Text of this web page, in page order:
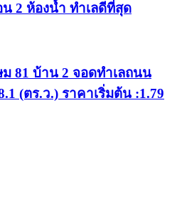
2 ห้องน้ำ ทำเลดีที่สุด
ม 81 บ้าน 2 จอดทำเลถนน
(ตร.ว.) ราคาเริ่มต้น :1.79